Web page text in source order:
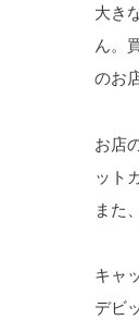
大き
ん。
のお
お店
ット
また
キャ
デビ